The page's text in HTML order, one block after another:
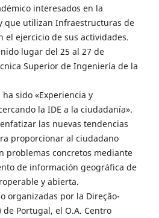
interesados en la
que utilizan Infraestructuras de
el ejercicio de sus actividades.
lugar del 25 al 27 de
Superior de Ingeniería de la
ha sido «Experiencia y
la IDE a la ciudadanía».
las nuevas tendencias
proporcionar al ciudadano
problemas concretos mediante
de información geográfica de
y abierta.
organizadas por la Direção-
Portugal, el O.A. Centro